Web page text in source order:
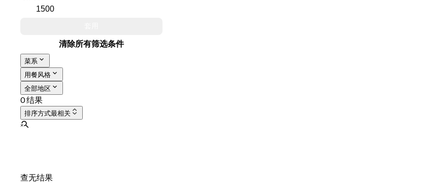
清除所有筛选条件
菜系
用餐风格
全部地区
0 结果
排序方式最相关
查无结果